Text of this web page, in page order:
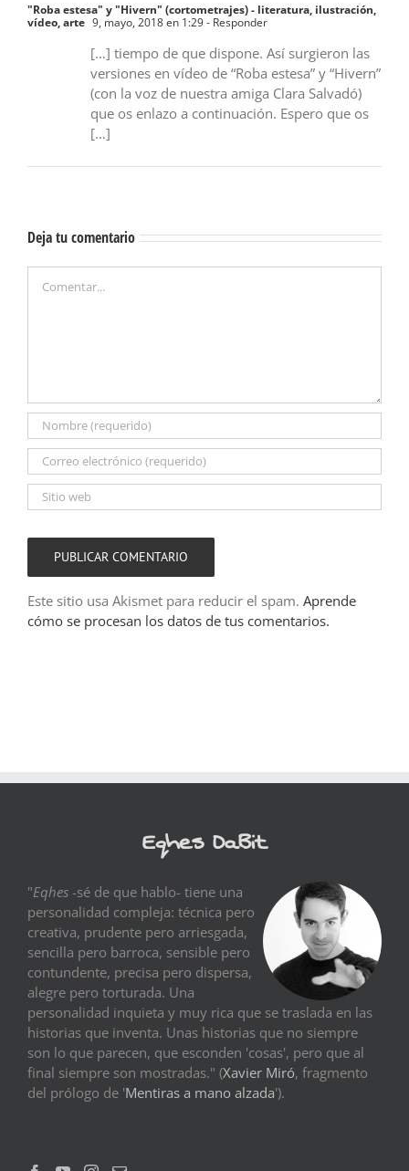
"Roba estesa" y "Hivern" (cortometrajes) - literatura, ilustración,
vídeo, arte 9, mayo, 2018 en 1:29- Responder
[…] tiempo de que dispone. Así surgieron las
versiones en vídeo de “Roba estesa” y “Hivern”
(con la voz de nuestra amiga Clara Salvadó)
que os enlazo a continuación. Espero que os
[…]
Deja tu comentario
Este sitio usa Akismet para reducir el spam. Aprende
cómo se procesan los datos de tus comentarios.
Eqhes DaBit
"Eqhes -sé de que hablo- tiene una
personalidad compleja: técnica pero
creativa, prudente pero arriesgada,
sencilla pero barroca, sensible pero
contundente, precisa pero dispersa,
alegre pero torturada. Una
personalidad inquieta y muy rica que se traslada en las
historias que inventa. Unas historias que no siempre
son lo que parecen, que esconden 'cosas', pero que al
final siempre son mostradas." (Xavier Miró, fragmento
del prólogo de 'Mentiras a mano alzada').